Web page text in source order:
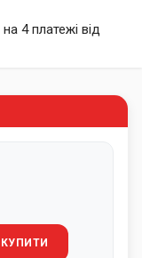
на 4 платежі від
КУПИТИ